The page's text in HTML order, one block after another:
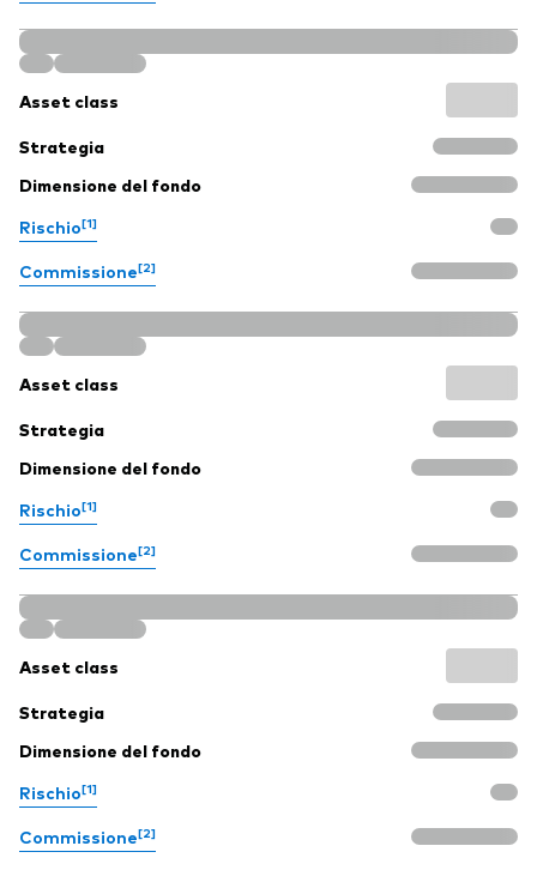
Asset class
Strategia
Dimensione del fondo
Rischio[1]
Commissione[2]
Asset class
Strategia
Dimensione del fondo
Rischio[1]
Commissione[2]
Asset class
Strategia
Dimensione del fondo
Rischio[1]
Commissione[2]